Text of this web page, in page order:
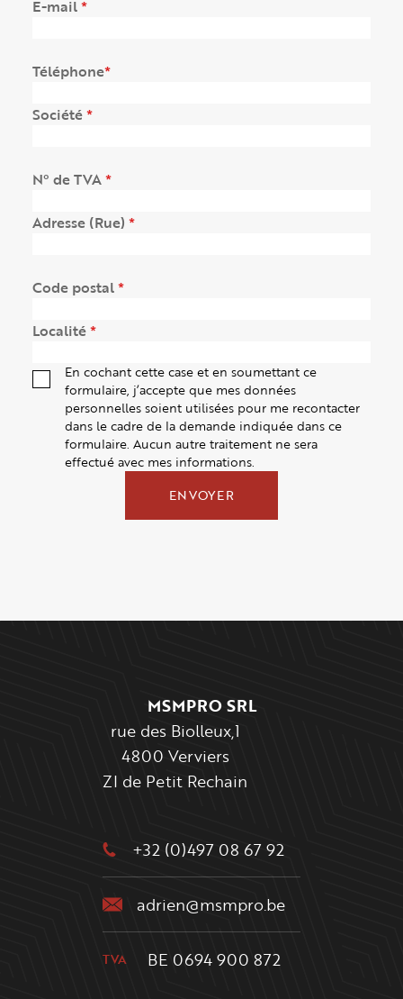
E-mail(obligatoire)
Téléphone
Société(obligatoire)
N° de TVA(obligatoire)
Adresse (Rue) (obligatoire)
Code postal(obligatoire)
Localité(obligatoire)
En cochant cette case et en soumettant ce
formulaire, j’accepte que mes données
personnelles soient utilisées pour me recontacter
dans le cadre de la demande indiquée dans ce
formulaire. Aucun autre traitement ne sera
effectué avec mes informations.
MSMPRO SRL
rue des Biolleux,1
4800 Verviers
ZI de Petit Rechain
+32 (0)497 08 67 92
adrien@msmpro.be
TVA BE 0694 900 872